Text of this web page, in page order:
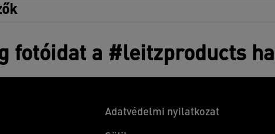
fotóidat a #leitzproducts
Adatvédelmi nyilatkozat